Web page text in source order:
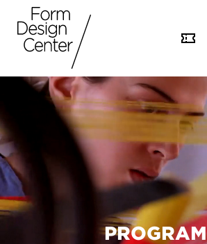
PROGRAM